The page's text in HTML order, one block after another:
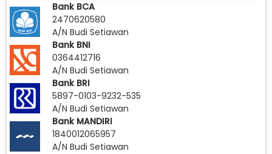
Bank BCA
2470620580
A/N Budi Setiawan
Bank BNI
0364412716
A/N Budi Setiawan
Bank BRI
5897-0103-9232-535
A/N Budi Setiawan
Bank MANDIRI
1840012065957
A/N Budi Setiawan